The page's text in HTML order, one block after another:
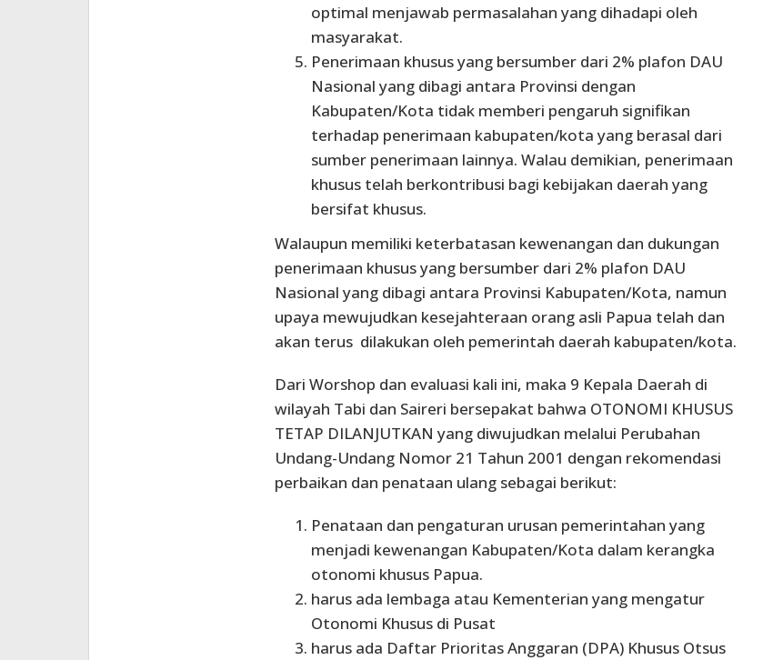
optimal menjawab permasalahan yang dihadapi oleh
masyarakat.
Penerimaan khusus yang bersumber dari 2% plafon DAU
Nasional yang dibagi antara Provinsi dengan
Kabupaten/Kota tidak memberi pengaruh signifikan
terhadap penerimaan kabupaten/kota yang berasal dari
sumber penerimaan lainnya. Walau demikian, penerimaan
khusus telah berkontribusi bagi kebijakan daerah yang
bersifat khusus.
Walaupun memiliki keterbatasan kewenangan dan dukungan
penerimaan khusus yang bersumber dari 2% plafon DAU
Nasional yang dibagi antara Provinsi Kabupaten/Kota, namun
upaya mewujudkan kesejahteraan orang asli Papua telah dan
akan terus dilakukan oleh pemerintah daerah kabupaten/kota.
Dari Worshop dan evaluasi kali ini, maka 9 Kepala Daerah di
wilayah Tabi dan Saireri bersepakat bahwa OTONOMI KHUSUS
TETAP DILANJUTKAN yang diwujudkan melalui Perubahan
Undang-Undang Nomor 21 Tahun 2001 dengan rekomendasi
perbaikan dan penataan ulang sebagai berikut:
Penataan dan pengaturan urusan pemerintahan yang
menjadi kewenangan Kabupaten/Kota dalam kerangka
otonomi khusus Papua.
harus ada lembaga atau Kementerian yang mengatur
Otonomi Khusus di Pusat
harus ada Daftar Prioritas Anggaran (DPA) Khusus Otsus